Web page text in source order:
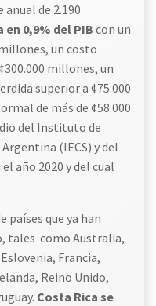
de 2.190
en 0,9% del PIBcon un
un costo
millones, un
superior a ¢75.000
de más de ¢58.000
del Instituto de
(IECS) y del
año 2020 y del cual
países que ya han
tales como Australia,
Francia,
Reino Unido,
Costa Rica se